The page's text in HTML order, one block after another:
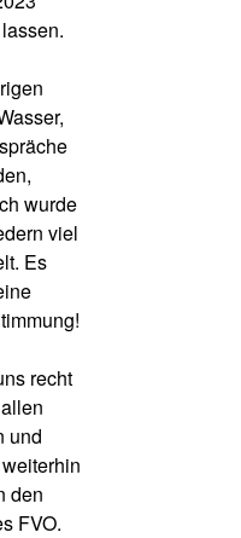
wurde
viel
Es
recht
und
den
FVO.